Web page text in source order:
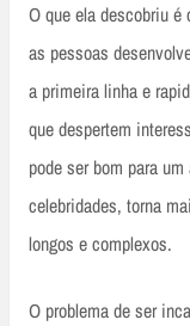
O que ela descobriu
as pessoas
a primeira linha e
que despertem
pode ser bom para
celebridades, torna
longos e complexos.
O problema de ser